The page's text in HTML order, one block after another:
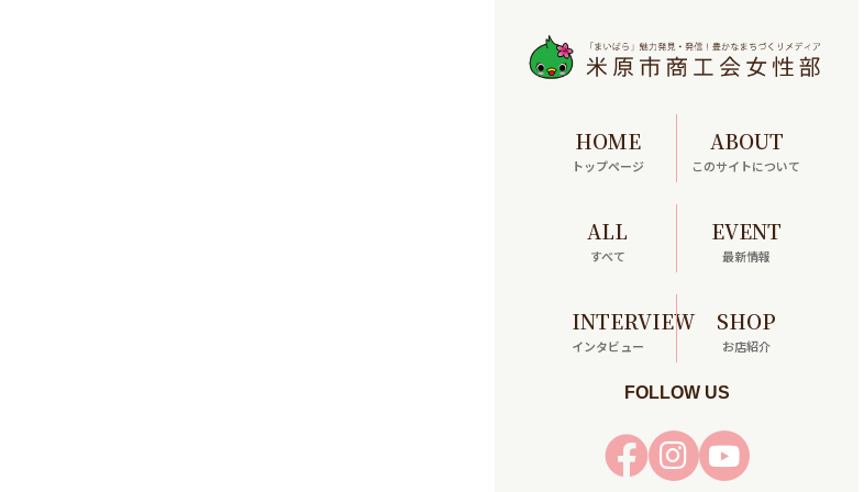
HOME
トップページ
ABOUT
このサイトについて
ALL
すべて
EVENT
最新情報
INTERVIEW
インタビュー
SHOP
お店紹介
FOLLOW US